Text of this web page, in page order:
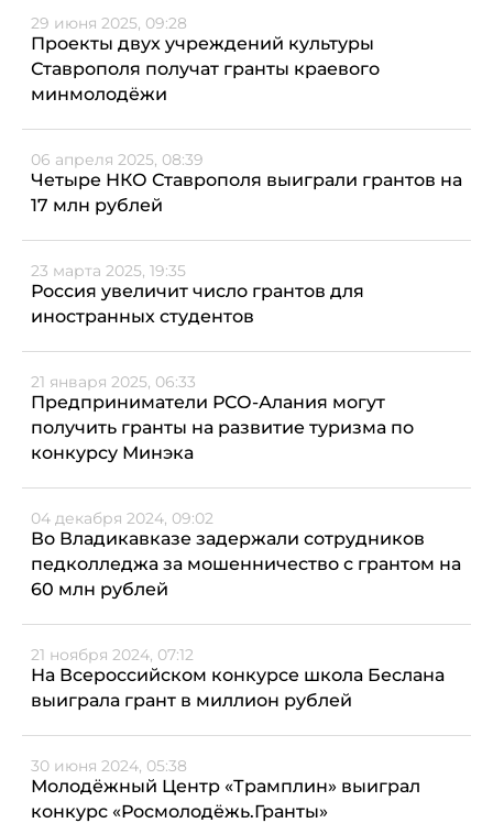
29 июня 2025, 09:28
Проекты двух учреждений культуры
Ставрополя получат гранты краевого
минмолодёжи
06 апреля 2025, 08:39
Четыре НКО Ставрополя выиграли грантов на
17 млн рублей
23 марта 2025, 19:35
Россия увеличит число грантов для
иностранных студентов
21 января 2025, 06:33
Предприниматели РСО-Алания могут
получить гранты на развитие туризма по
конкурсу Минэка
04 декабря 2024, 09:02
Во Владикавказе задержали сотрудников
педколледжа за мошенничество с грантом на
60 млн рублей
21 ноября 2024, 07:12
На Всероссийском конкурсе школа Беслана
выиграла грант в миллион рублей
30 июня 2024, 05:38
Молодёжный Центр «Трамплин» выиграл
конкурс «Росмолодёжь.Гранты»